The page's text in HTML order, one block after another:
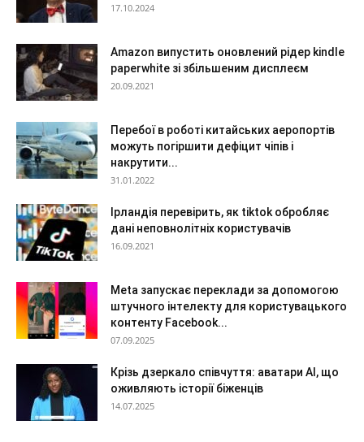
17.10.2024
Amazon випустить оновлений рідер kindle
paperwhite зі збільшеним дисплеєм
20.09.2021
Перебої в роботі китайських аеропортів
можуть погіршити дефіцит чіпів і
накрутити...
31.01.2022
Ірландія перевірить, як tiktok обробляє
дані неповнолітніх користувачів
16.09.2021
Meta запускає переклади за допомогою
штучного інтелекту для користувацького
контенту Facebook...
07.09.2025
Крізь дзеркало співчуття: аватари AI, що
оживляють історії біженців
14.07.2025